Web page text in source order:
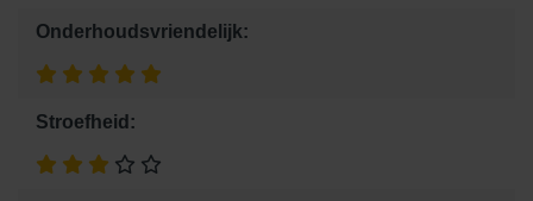
Onderhoudsvriendelijk:
Stroefheid: